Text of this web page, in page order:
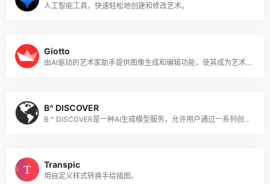
人工智能工具，快速轻松地创建和修改艺术。
Giotto
由AI驱动的艺术家助手提供图像生成和编辑功能，使其成为艺术家和创意人员的宝贵工具。
B^ DISCOVER
B ^ DISCOVER是一种AI生成模型服务，允许用户通过一系列创意艺术品探索和发现他们的故事。
Transpic
用自定义样式转换手绘插图。